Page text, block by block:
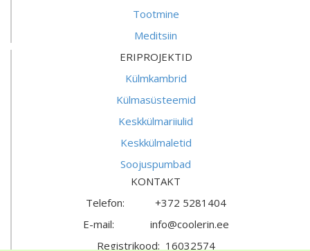
Tootmine
Meditsiin
ERIPROJEKTID
Külmkambrid
Külmasüsteemid
Keskkülmariiulid
Keskkülmaletid
Soojuspumbad
KONTAKT
Telefon: +372 5281404
E-mail: info@coolerin.ee
Registrikood: 16032574